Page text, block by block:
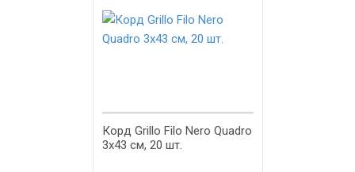
Корд Grillo Filo Nero Quadro
3х43 см, 20 шт.